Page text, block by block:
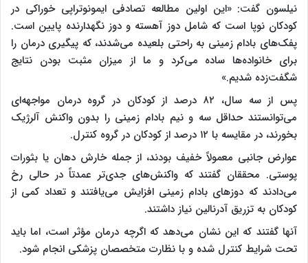
نیلسون گفت: «این اولین مطالعه تصادفی ایمونوتراپی خوراکی در
کودکان نوپا است که شامل دوز آهسته و دوز نگهدارنده پایین است.
پفک‌های بادام زمینی به راحتی بلعیده می‌شدند، که پیگیری درمان را
برای خانواده‌ها ساده می‌کرد و ما از میزان مثبت بودن نتایج
شگفت‌زده شدیم.»
پس از سه سال، ۸۲ درصد از کودکان در گروه درمان مواجهه‌ای
می‌توانستند حداقل سه و نیم بادام زمینی را بدون واکنش آلرژیک
بخورند، در مقایسه با ۱۲ درصد از کودکان در گروه کنترل.
عوارض جانبی معمولاً خفیف بودند، از جمله خارش دهان یا بثورات
پوستی. محققان گفتند که واکنش‌های جدی‌تر عمدتاً در حالی رخ
می‌دادند که دوزهای بادام زمینی افزایش می‌یافتند و تعداد کمی از
کودکان به تزریق آدرنالین نیاز داشتند.
آنها گفتند که این نشان می‌دهد که اگرچه درمان مؤثر است، اما باید
تحت شرایط کنترل شده و با نظارت متخصصان پزشکی انجام شود.